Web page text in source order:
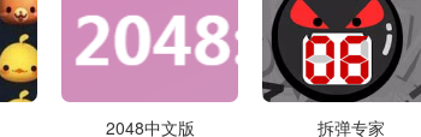
2048中文版 拆弹专家